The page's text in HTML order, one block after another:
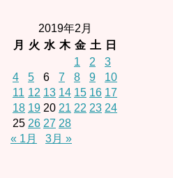
2019年2月
月
火 水 木 金 土
日
1
2
3
4
5 6 7 8 9
10
11 12 13 14 15 16 17
18 19 20 21 22 23 24
25 26 27 28
« 1月
3月 »